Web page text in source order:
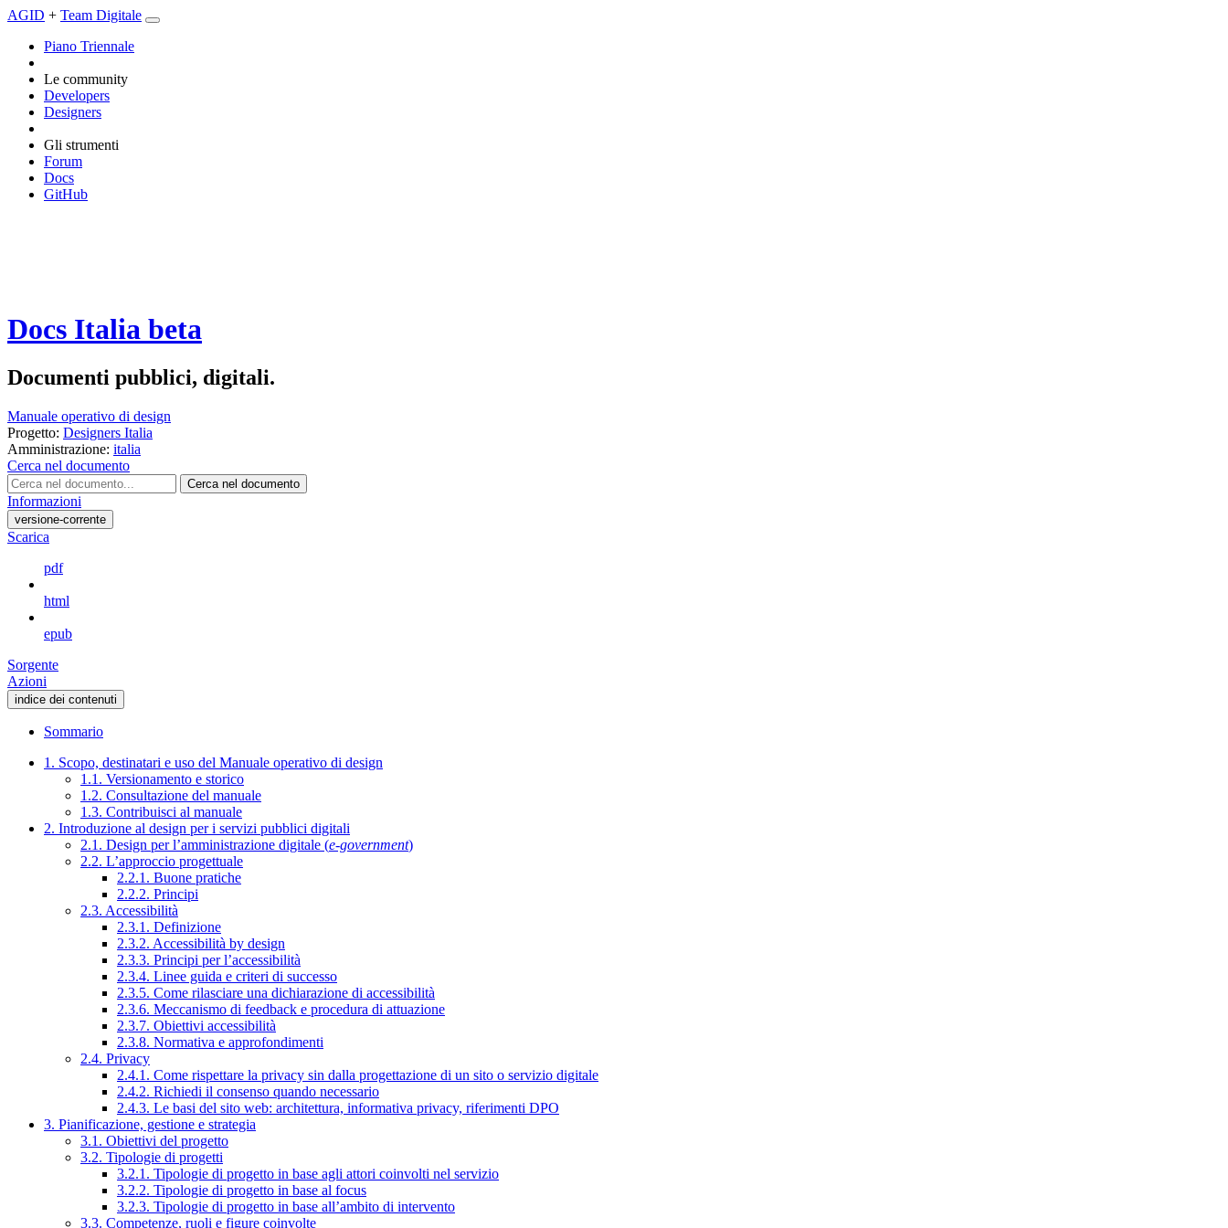
AGID + Team Digitale
Piano Triennale
Le community
Developers
Designers
Gli strumenti
Forum
Docs
GitHub
Docs Italia beta
Documenti pubblici, digitali.
Manuale operativo di design
Progetto: Designers Italia
Amministrazione: italia
Cerca nel documento
Cerca nel documento
Informazioni
versione-corrente
Scarica
pdf
html
epub
Sorgente
Azioni
indice dei contenuti
Sommario
1. Scopo, destinatari e uso del Manuale operativo di design
1.1. Versionamento e storico
1.2. Consultazione del manuale
1.3. Contribuisci al manuale
2. Introduzione al design per i servizi pubblici digitali
2.1. Design per l’amministrazione digitale (e-government)
2.2. L’approccio progettuale
2.2.1. Buone pratiche
2.2.2. Principi
2.3. Accessibilità
2.3.1. Definizione
2.3.2. Accessibilità by design
2.3.3. Principi per l’accessibilità
2.3.4. Linee guida e criteri di successo
2.3.5. Come rilasciare una dichiarazione di accessibilità
2.3.6. Meccanismo di feedback e procedura di attuazione
2.3.7. Obiettivi accessibilità
2.3.8. Normativa e approfondimenti
2.4. Privacy
2.4.1. Come rispettare la privacy sin dalla progettazione di un sito o servizio digitale
2.4.2. Richiedi il consenso quando necessario
2.4.3. Le basi del sito web: architettura, informativa privacy, riferimenti DPO
3. Pianificazione, gestione e strategia
3.1. Obiettivi del progetto
3.2. Tipologie di progetti
3.2.1. Tipologie di progetto in base agli attori coinvolti nel servizio
3.2.2. Tipologie di progetto in base al focus
3.2.3. Tipologie di progetto in base all’ambito di intervento
3.3. Competenze, ruoli e figure coinvolte